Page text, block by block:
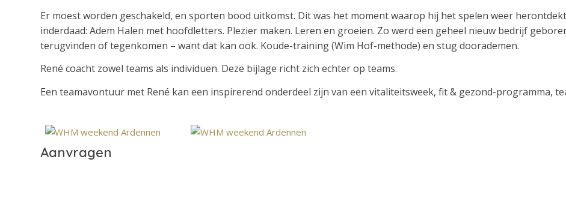
Er moest worden geschakeld, en sporten bood uitkomst. Dit was het moment waarop hij het spelen weer
inderdaad: Adem Halen met hoofdletters. Plezier maken. Leren en groeien. Zo werd een geheel nieuw bedrijf
terugvinden of tegenkomen – want dat kan ook. Koude-training (Wim Hof-methode) en stug doorademen.
René coacht zowel teams als individuen. Deze bijlage richt zich echter op teams.
Een teamavontuur met René kan een inspirerend onderdeel zijn van een vitaliteitsweek, fit & gezond-programma,
Aanvragen